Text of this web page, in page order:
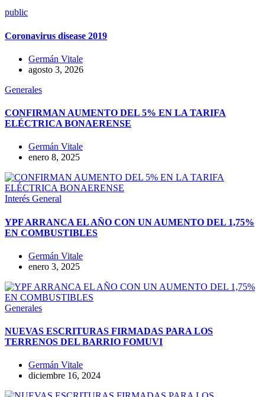
public
Coronavirus disease 2019
Germán Vitale
agosto 3, 2026
Generales
CONFIRMAN AUMENTO DEL 5% EN LA TARIFA
ELÉCTRICA BONAERENSE
Germán Vitale
enero 8, 2025
Interés General
YPF ARRANCA EL AÑO CON UN AUMENTO DEL 1,75%
EN COMBUSTIBLES
Germán Vitale
enero 3, 2025
Generales
NUEVAS ESCRITURAS FIRMADAS PARA LOS
TERRENOS DEL BARRIO FOMUVI
Germán Vitale
diciembre 16, 2024